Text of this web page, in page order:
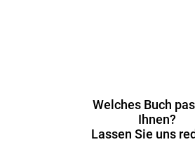
Welches Buch
Ihnen?
Lassen Sie uns